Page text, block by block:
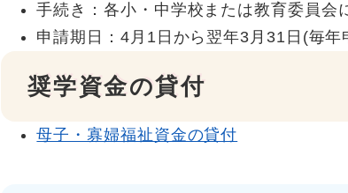
手続き：各小・中学校または教育委員会
申請期日：4月1日から翌年3月31日(毎年
奨学資金の貸付
母子・寡婦福祉資金の貸付